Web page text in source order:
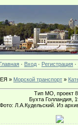
Главная· Вход· Регистрация·
» Морской транспорт»
Тип МО, проект
Бухта Голландия,
Фото: Л.А.Кудельский. Из